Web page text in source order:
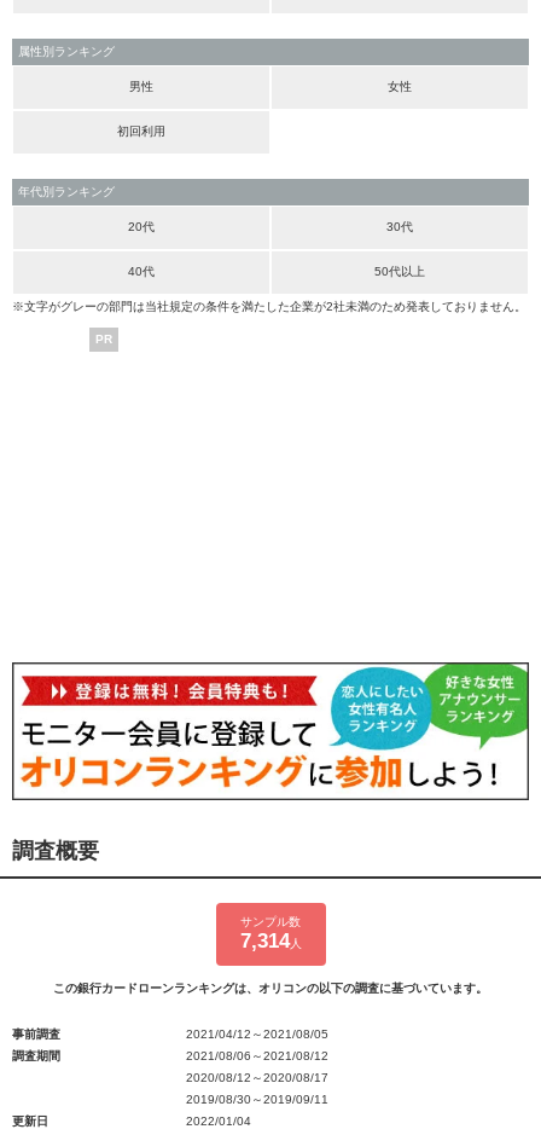
属性別ランキング
男性 女性
初回利用
年代別ランキング
20代 30代
40代 50代以上
※文字がグレーの部門は当社規定の条件を満たした企業が2社未満のため発表しておりません。
PR
調査概要
サンプル数
7,314人
この銀行カードローンランキングは、オリコンの以下の調査に基づいています。
事前調査
2021/04/12～2021/08/05
調査期間
2021/08/06～2021/08/12
2020/08/12～2020/08/17
2019/08/30～2019/09/11
更新日
2022/01/04